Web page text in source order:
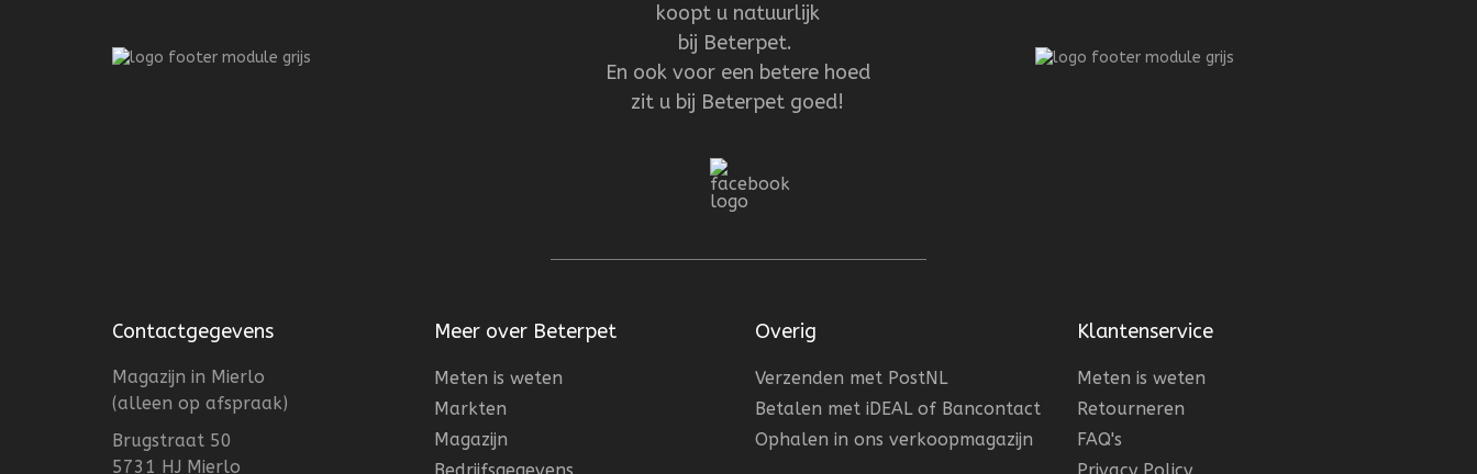
koopt u natuurlijk
bij Beterpet.
En ook voor een betere hoed
zit u bij Beterpet goed!
Contactgegevens
Magazijn in Mierlo
(alleen op afspraak)
Brugstraat 50
5731 HJ Mierlo
Meer over Beterpet
Meten is weten
Markten
Magazijn
Overig
Verzenden met PostNL
Betalen met iDEAL of Bancontact
Ophalen in ons verkoopmagazijn
Klantenservice
Meten is weten
Retourneren
FAQ's